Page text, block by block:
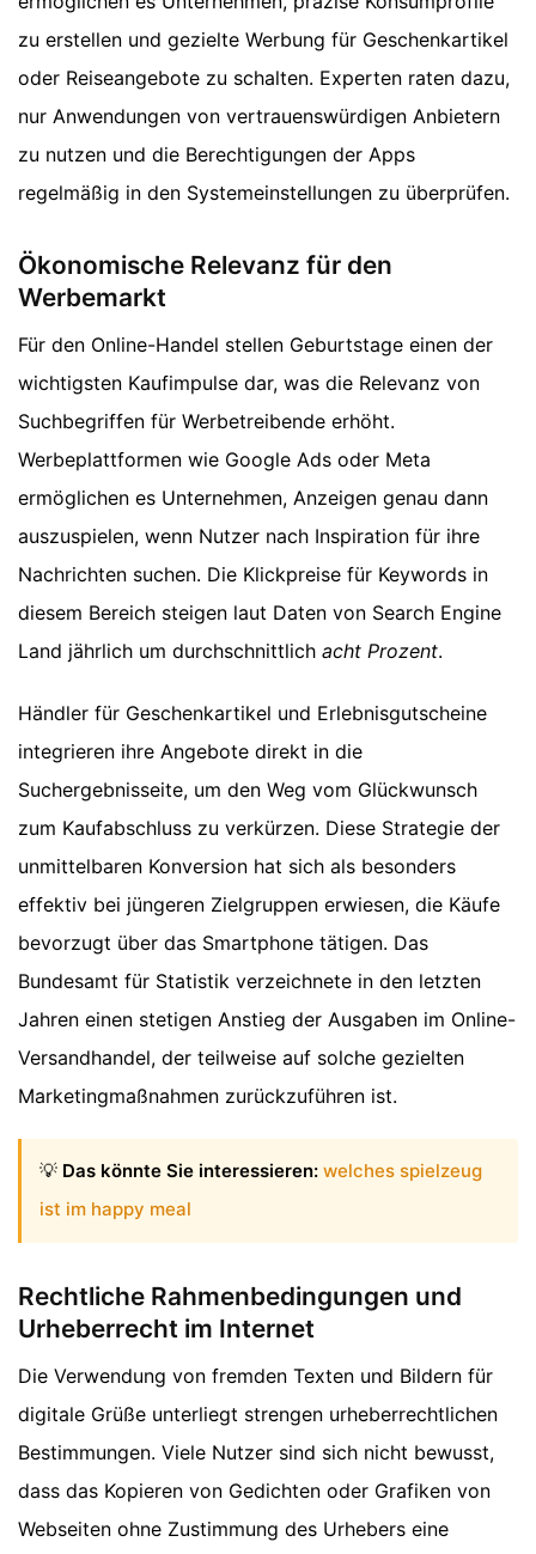
zu erstellen und gezielte Werbung für Geschenkartikel
oder Reiseangebote zu schalten. Experten raten dazu,
nur Anwendungen von vertrauenswürdigen Anbietern
zu nutzen und die Berechtigungen der Apps
regelmäßig in den Systemeinstellungen zu überprüfen.
Ökonomische Relevanz für den
Werbemarkt
Für den Online-Handel stellen Geburtstage einen der
wichtigsten Kaufimpulse dar, was die Relevanz von
Suchbegriffen für Werbetreibende erhöht.
Werbeplattformen wie Google Ads oder Meta
ermöglichen es Unternehmen, Anzeigen genau dann
auszuspielen, wenn Nutzer nach Inspiration für ihre
Nachrichten suchen. Die Klickpreise für Keywords in
diesem Bereich steigen laut Daten von Search Engine
Land jährlich um durchschnittlich acht Prozent.
Händler für Geschenkartikel und Erlebnisgutscheine
integrieren ihre Angebote direkt in die
Suchergebnisseite, um den Weg vom Glückwunsch
zum Kaufabschluss zu verkürzen. Diese Strategie der
unmittelbaren Konversion hat sich als besonders
effektiv bei jüngeren Zielgruppen erwiesen, die Käufe
bevorzugt über das Smartphone tätigen. Das
Bundesamt für Statistik verzeichnete in den letzten
Jahren einen stetigen Anstieg der Ausgaben im Online-
Versandhandel, der teilweise auf solche gezielten
Marketingmaßnahmen zurückzuführen ist.
💡 Das könnte Sie interessieren: welches spielzeug
ist im happy meal
Rechtliche Rahmenbedingungen und
Urheberrecht im Internet
Die Verwendung von fremden Texten und Bildern für
digitale Grüße unterliegt strengen urheberrechtlichen
Bestimmungen. Viele Nutzer sind sich nicht bewusst,
dass das Kopieren von Gedichten oder Grafiken von
Webseiten ohne Zustimmung des Urhebers eine